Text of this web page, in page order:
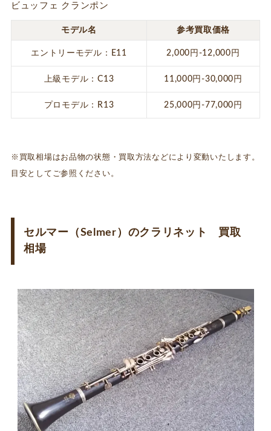
ビュッフェ クランポン
モデル名 参考買取価格
エントリーモデル：E11 2,000円-12,000円
上級モデル：C13 11,000円-30,000円
プロモデル：R13 25,000円-77,000円
※買取相場はお品物の状態・買取方法などにより変動いたします。
目安としてご参照ください。
セルマー（Selmer）のクラリネット 買取
相場